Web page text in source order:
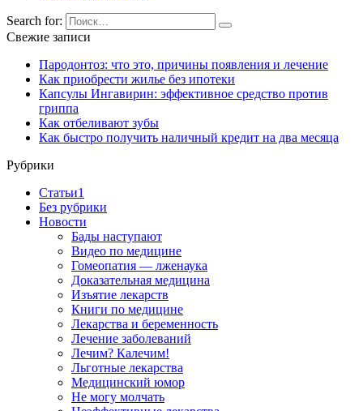
Search for:
Свежие записи
Пародонтоз: что это, причины появления и лечение
Как приобрести жилье без ипотеки
Капсулы Ингавирин: эффективное средство против
гриппа
Как отбеливают зубы
Как быстро получить наличный кредит на два месяца
Рубрики
Cтатьи1
Без рубрики
Новости
Бады наступают
Видео по медицине
Гомеопатия — лженаука
Доказательная медицина
Изъятие лекарств
Книги по медицине
Лекарства и беременность
Лечение заболеваний
Лечим? Калечим!
Льготные лекарства
Медицинский юмор
Не могу молчать